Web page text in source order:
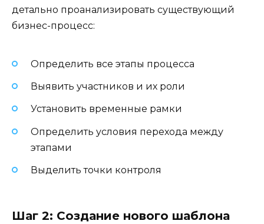
детально проанализировать существующий
бизнес-процесс:
Определить все этапы процесса
Выявить участников и их роли
Установить временные рамки
Определить условия перехода между
этапами
Выделить точки контроля
Шаг 2: Создание нового шаблона